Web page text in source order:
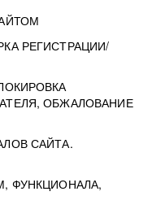
РЕГИСТРАЦИИ/
ОБЖАЛОВАНИЕ
САЙТА.
ФУНКЦИОНАЛА,